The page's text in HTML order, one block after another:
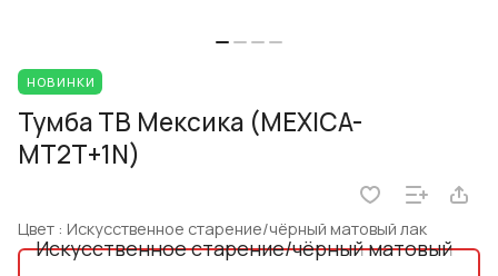
НОВИНКИ
Тумба ТВ Мексика (MEXICA-
MT2T+1N)
Цвет : Искусственное старение/чёрный матовый лак
Искусственное старение/чёрный матовый